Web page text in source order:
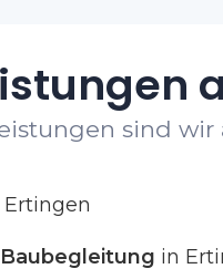
sind wir
Ertingen
in